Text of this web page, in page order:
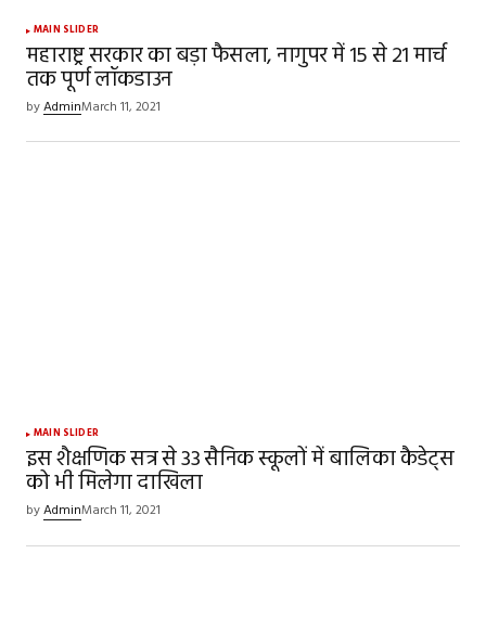
MAIN SLIDER
महाराष्ट्र सरकार का बड़ा फैसला, नागुपर में 15 से 21 मार्च
तक पूर्ण लॉकडाउन
byAdminMarch 11, 2021
MAIN SLIDER
इस शैक्षणिक सत्र से 33 सैनिक स्कूलों में बालिका कैडेट्स
को भी मिलेगा दाखिला
byAdminMarch 11, 2021